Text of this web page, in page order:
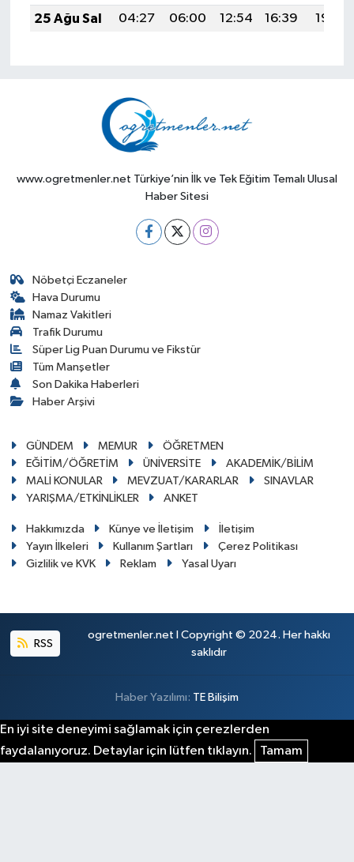
25 Ağu Sal
04:27 06:00 12:54 16:39 19:39
www.ogretmenler.net Türkiye’nin İlk ve Tek Eğitim Temalı Ulusal
Haber Sitesi
Nöbetçi Eczaneler
Hava Durumu
Namaz Vakitleri
Trafik Durumu
Süper Lig Puan Durumu ve Fikstür
Tüm Manşetler
Son Dakika Haberleri
Haber Arşivi
GÜNDEM MEMUR
ÖĞRETMEN
EĞİTİM/ÖĞRETİM
ÜNİVERSİTE
AKADEMİK/BİLİM
MALİ KONULAR
MEVZUAT/KARARLAR
SINAVLAR
YARIŞMA/ETKİNLİKLER
ANKET
Hakkımızda Künye ve İletişim
İletişim
Yayın İlkeleri
Kullanım Şartları
Çerez Politikası
Gizlilik ve KVK
Reklam Yasal Uyarı
RSS
ogretmenler.net I Copyright © 2024. Her hakkı
saklıdır
Haber Yazılımı: TE Bilişim
En iyi site deneyimi sağlamak için çerezlerden
faydalanıyoruz. Detaylar için lütfen tıklayın.
Tamam